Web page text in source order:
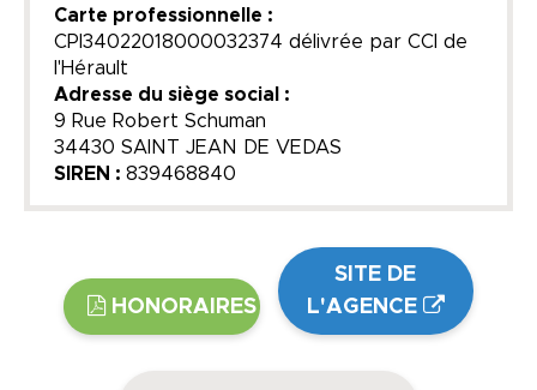
Carte professionnelle :
CPI34022018000032374 délivrée par CCI de
l'Hérault
Adresse du siège social :
9 Rue Robert Schuman
34430 SAINT JEAN DE VEDAS
SIREN : 839468840
HONORAIRES
SITE DE
L'AGENCE